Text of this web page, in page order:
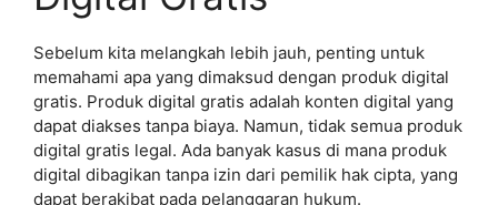
Sebelum kita melangkah lebih jauh, penting untuk
memahami apa yang dimaksud dengan produk digital
gratis. Produk digital gratis adalah konten digital yang
dapat diakses tanpa biaya. Namun, tidak semua produk
digital gratis legal. Ada banyak kasus di mana produk
digital dibagikan tanpa izin dari pemilik hak cipta, yang
dapat berakibat pada pelanggaran hukum.